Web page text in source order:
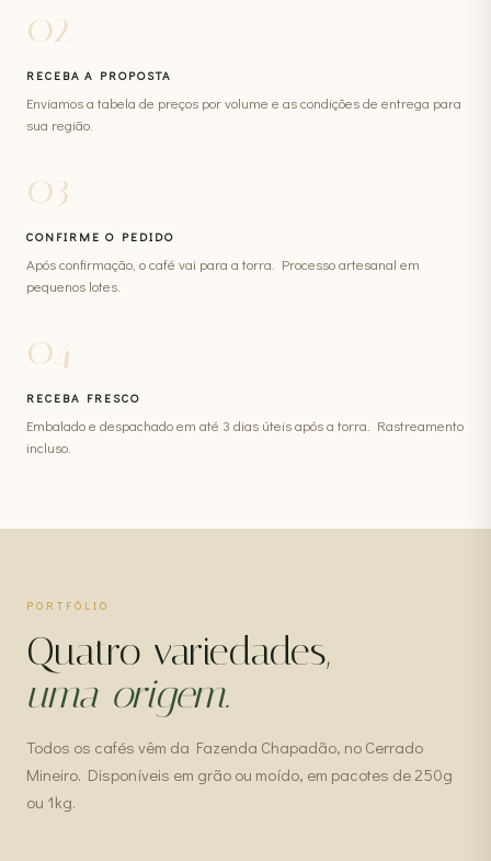
02
RECEBA A PROPOSTA
Enviamos a tabela de preços por volume e as condições de entrega para
sua região.
03
CONFIRME O PEDIDO
Após confirmação, o café vai para a torra. Processo artesanal em
pequenos lotes.
04
RECEBA FRESCO
Embalado e despachado em até 3 dias úteis após a torra. Rastreamento
incluso.
PORTFÓLIO
Quatro variedades,
uma origem.
Todos os cafés vêm da Fazenda Chapadão, no Cerrado
Mineiro. Disponíveis em grão ou moído, em pacotes de 250g
ou 1kg.